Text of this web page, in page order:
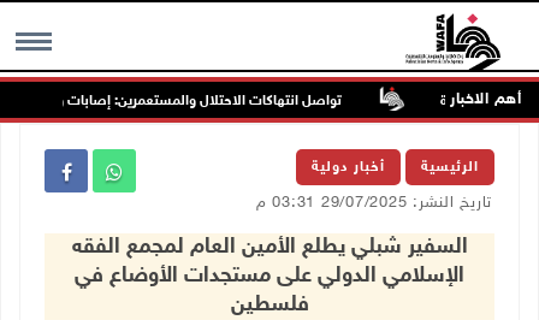
MENU أهم الاخبار تواصل انتهاكات الاحتلال والمستعمرين: إصابات واعتقالات
الرئيسية أخبار دولية
تاريخ النشر: 29/07/2025 03:31 م
السفير شبلي يطلع الأمين العام لمجمع الفقه
الإسلامي الدولي على مستجدات الأوضاع في
فلسطين